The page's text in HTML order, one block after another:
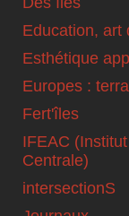
Education, art
Esthétique
Europes :
Fert'îles
IFEAC
Centrale)
intersectionS